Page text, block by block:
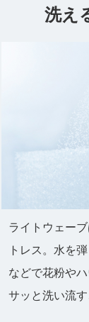
洗え
ライトウェー
トレス。水を
などで花粉や
サッと洗い流す